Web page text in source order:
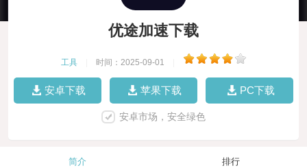
优途加速下载
工具 时间：2025-09-01
安卓下载 苹果下载 PC下载
安卓市场，安全绿色
简介 排行